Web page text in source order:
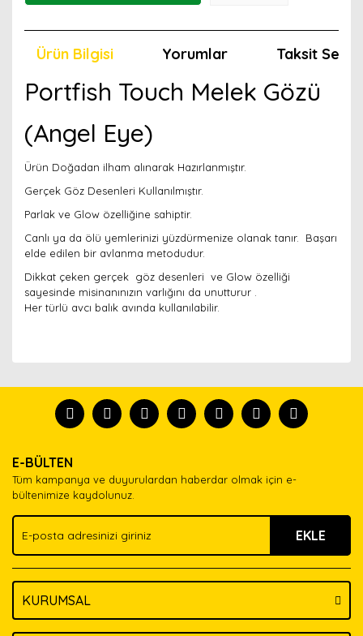
Ürün Bilgisi Yorumlar Taksit
Portfish Touch Melek Gözü
(Angel Eye)
Ürün Doğadan ilham alınarak Hazırlanmıştır.
Gerçek Göz Desenleri Kullanılmıştır.
Parlak ve Glow özelliğine sahiptir.
Canlı ya da ölü yemlerinizi yüzdürmenize olanak tanır. Başarı
elde edilen bir avlanma metodudur.
Dikkat çeken gerçek göz desenleri ve Glow özelliği
sayesinde misinanınızın varlığını da unutturur .
Her türlü avcı balık avında kullanılabilir.
tanısın.
formunu kullanarak tarafımıza iletebilirsiniz.
Görüş ve önerileriniz için teşekkür ederiz.
Ürün açıklamasında eksik bilgiler bulunuyor.
Ürün bilgilerinde hatalar bulunuyor.
Ürün fiyatı diğer sitelerden daha pahalı.
Bu ürüne benzer farklı alternatifler olmalı.
E-BÜLTEN
Tüm kampanya ve duyurulardan haberdar olmak için e-
bültenimize kaydolunuz.
EKLE
KURUMSAL